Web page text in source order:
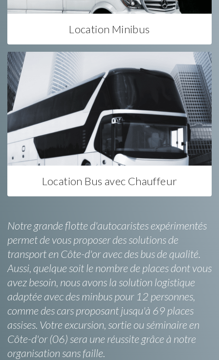
Location Minibus
Location Bus avec Chauffeur
Notre grande flotte d'autocaristes expérimentés
permet de vous proposer des solutions de
transport en Côte-d'or avec des bus de qualité.
Aussi, quelque soit le nombre de places dont vous
avez besoin, nous avons la solution logistique
adaptée avec des minbus pour 12 personnes,
comme des cars proposant jusqu'à 69 places
assises. Votre excursion, sortie ou séminaire en
Côte-d'or (06) sera une réussite grâce à notre
organisation sans faille.